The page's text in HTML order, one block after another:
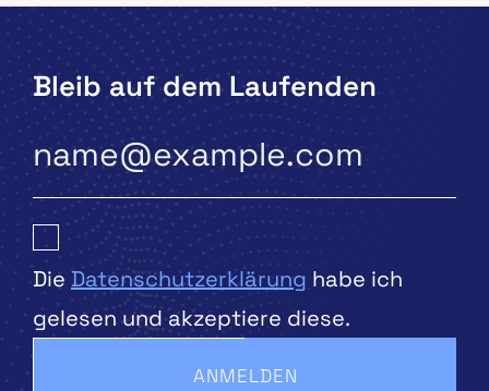
Bleib auf dem Laufenden
Die Datenschutzerklärung habe ich
gelesen und akzeptiere diese.
ANMELDEN